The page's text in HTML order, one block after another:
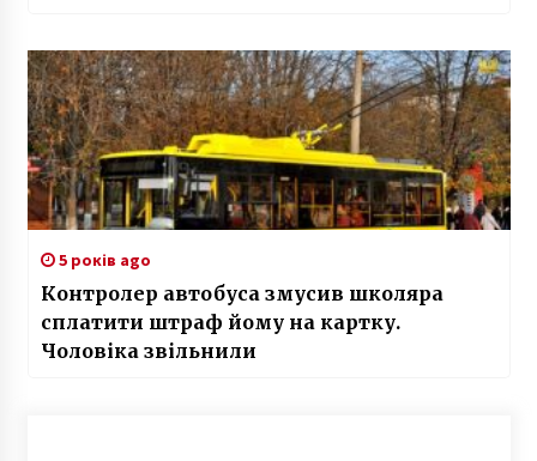
5 років ago
Контролер автобуса змусив школяра
сплатити штраф йому на картку.
Чоловіка звільнили